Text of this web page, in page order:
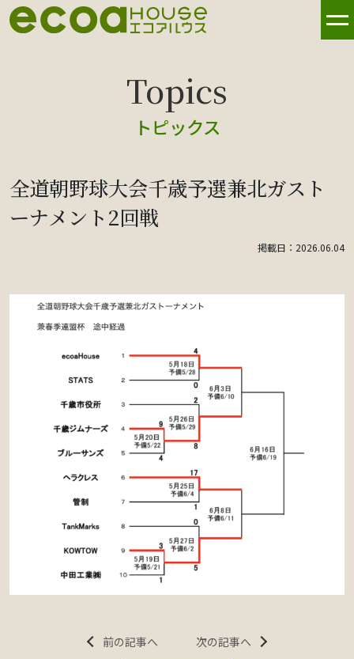
トピックス
全道朝野球大会千歳予選兼北ガスト
ーナメント2回戦
掲載日：2026.06.04
前の記事へ 次の記事へ